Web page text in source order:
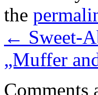
the
← Sweet-
„Muffer
Comments